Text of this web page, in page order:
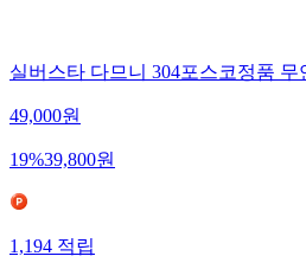
실버스타 다므니 304포스코정품
49,000원
19%39,800원
1,194 적립